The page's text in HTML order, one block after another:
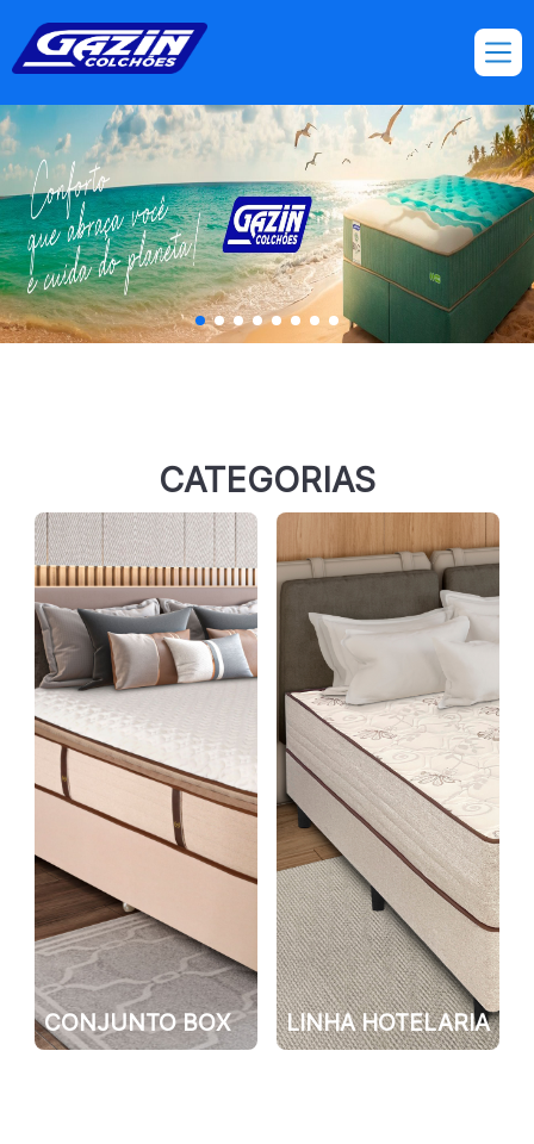
CATEGORIAS
CONJUNTO BOX LINHA HOTELARIA